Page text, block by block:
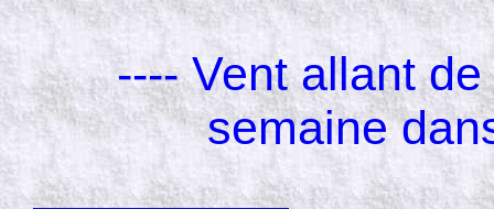
---- Vent allant de
semaine